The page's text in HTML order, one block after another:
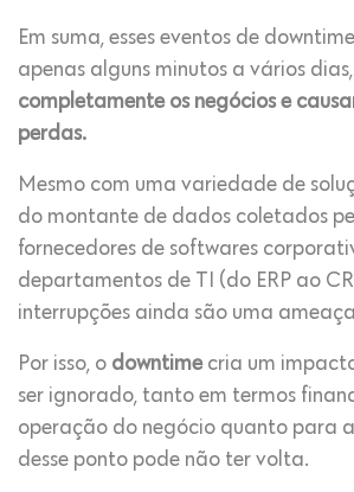
Em suma, esses eventos de
apenas alguns minutos a vários dias,
completamente os negócios e
perdas.
Mesmo com uma variedade de
do montante de dados coletados
fornecedores de softwares
departamentos de TI (do ERP ao
interrupções ainda são uma
Por isso, o downtimecria um
ser ignorado, tanto em termos
operação do negócio quanto para a
desse ponto pode não ter volta.